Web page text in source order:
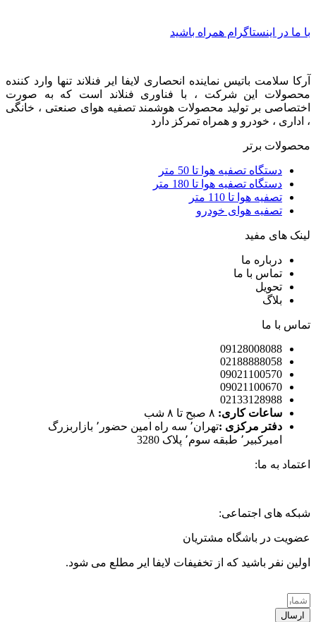
با ما در اینستاگرام همراه باشید
آرکا سلامت باتیس نماینده انحصاری لایفا ایر فنلاند تنها وارد کننده
محصولات این شرکت ، با فناوری فنلاند است که به صورت
اختصاصی بر تولید محصولات هوشمند تصفیه هوای صنعتی ، خانگی
، اداری ، خودرو و همراه تمرکز دارد
محصولات برتر
دستگاه تصفیه هوا تا 50 متر
دستگاه تصفیه هوا تا 180 متر
تصفیه هوا تا 110 متر
تصفیه هوای خودرو
لینک های مفید
درباره ما
تماس با ما
تحویل
بلاگ
تماس با ما
09128008088
02188888058
09021100570
09021100670
02133128988
ساعات کاری:
دفتر مرکزی :‌
تهران٬ سه راه امین حضور٬ بازاربزرگ
امیرکبیر٬ طبقه سوم٬ پلاک 3280
اعتماد به ما:
شبکه های اجتماعی:
عضویت در باشگاه مشتریان
اولین نفر باشید که از تخفیفات لایفا ایر مطلع می شود.
ارسال